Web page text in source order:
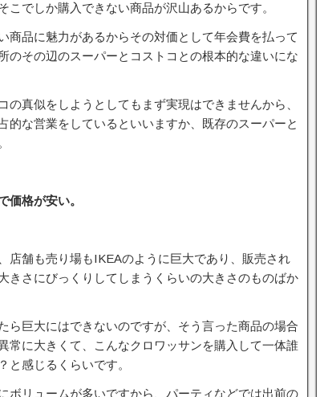
こでしか購入できない商品が沢山あるからです。
商品に魅力があるからその対価として年会費を払って
のその辺のスーパーとコストコとの根本的な違いにな
の真似をしようとしてもまず実現はできませんから、
的な営業をしているといいますか、既存のスーパーと
価格が安い。
店舗も売り場もIKEAのように巨大であり、販売され
きさにびっくりしてしまうくらいの大きさのものばか
ら巨大にはできないのですが、そう言った商品の場合
常に大きくて、こんなクロワッサンを購入して一体誰
と感じるくらいです。
ボリュームが多いですから、パーティなどでは出前の